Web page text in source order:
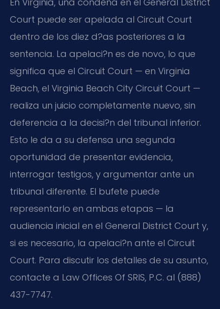
Court puede ser apelada al Circuit Court
dentro de los diez d?as posteriores a la
sentencia. La apelaci?n es de novo, lo que
significa que el Circuit Court — en Virginia
Beach, el Virginia Beach City Circuit Court —
realiza un juicio completamente nuevo, sin
deferencia a la decisi?n del tribunal inferior.
Esto le da a su defensa una segunda
oportunidad de presentar evidencia,
interrogar testigos, y argumentar ante un
tribunal diferente. El bufete puede
representarlo en ambas etapas — la
audiencia inicial en el General District Court y,
si es necesario, la apelaci?n ante el Circuit
Court. Para discutir los detalles de su asunto,
contacte a Law Offices Of SRIS, P.C. al (888)
437-7747.